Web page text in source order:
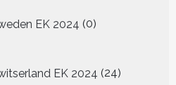
EK 2024 0
producten
EK 2024 24
producten